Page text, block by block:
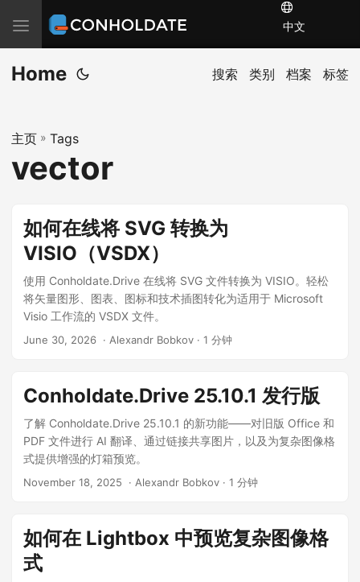
T
o
g
e
n
g
a
t
o
中文
Home 搜索 类别 档案 标签
主页 » Tags
vector
如何在线将 SVG 转换为
VISIO（VSDX）
使用 Conholdate.Drive 在线将 SVG 文件转换为 VISIO。轻松
将矢量图形、图表、图标和技术插图转化为适用于 Microsoft
Visio 工作流的 VSDX 文件。
June 30, 2026 ‎ · Alexandr Bobkov · 1 分钟
Conholdate.Drive 25.10.1 发行版
了解 Conholdate.Drive 25.10.1 的新功能——对旧版 Office 和
PDF 文件进行 AI 翻译、通过链接共享图片，以及为复杂图像格
式提供增强的灯箱预览。
November 18, 2025 ‎ · Alexandr Bobkov · 1 分钟
如何在 Lightbox 中预览复杂图像格
式